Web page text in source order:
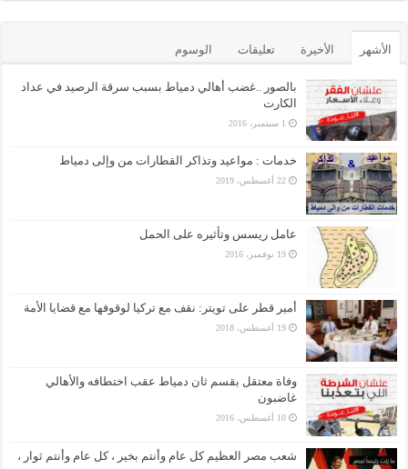
الأشهر الأخيرة تعليقات الوسوم
بالصور ..غضب أهالي دمياط بسبب سرقة الرصيد في عداد
الكارت
1 سبتمبر، 2016
خدمات : مواعيد وتذاكر القطارات من وإلى دمياط
22 أغسطس، 2019
عامل ريسس وتأثيره على الحمل
19 نوفمبر، 2016
أمير قطر على تويتر: نقف مع تركيا لوقوفها مع قضايا الأمة
19 أغسطس، 2018
وفاة معتقل بقسم ثان دمياط عقب اختطافه والأهالي
غاضبون
10 أغسطس، 2016
شعب مصر العظيم كل عام وأنتم بخير ، كل عام وأنتم ثوار ،